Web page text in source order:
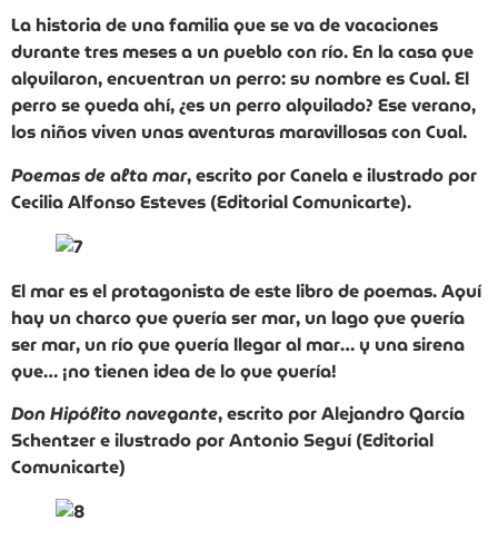
La historia de una familia que se va de vacaciones
durante tres meses a un pueblo con río. En la casa que
alquilaron, encuentran un perro: su nombre es Cual. El
perro se queda ahí, ¿es un perro alquilado? Ese verano,
los niños viven unas aventuras maravillosas con Cual.
Poemas de alta mar, escrito por Canela e ilustrado por
Cecilia Alfonso Esteves (Editorial Comunicarte).
El mar es el protagonista de este libro de poemas. Aquí
hay un charco que quería ser mar, un lago que quería
ser mar, un río que quería llegar al mar… y una sirena
que… ¡no tienen idea de lo que quería!
Don Hipólito navegante, escrito por Alejandro García
Schentzer e ilustrado por Antonio Seguí (Editorial
Comunicarte)